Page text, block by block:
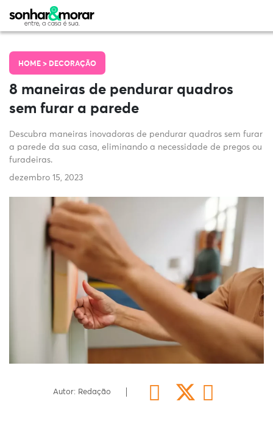
HOME > DECORAÇÃO
8 maneiras de pendurar quadros
sem furar a parede
Descubra maneiras inovadoras de pendurar quadros sem furar
a parede da sua casa, eliminando a necessidade de pregos ou
furadeiras.
dezembro 15, 2023
Autor: Redação